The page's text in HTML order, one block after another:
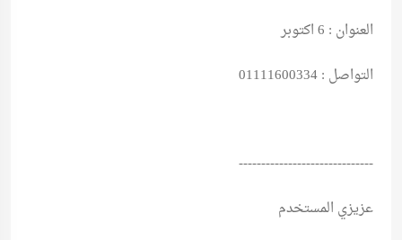
العنوان : 6 اكتوبر
التواصل : 01111600334
------------------------------
عزيزي المستخدم